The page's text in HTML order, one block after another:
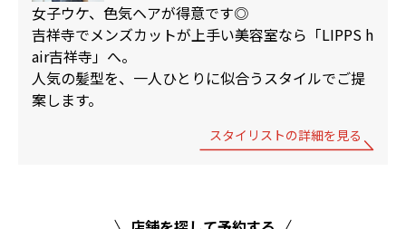
女子ウケ、色気ヘアが得意です◎
吉祥寺でメンズカットが上手い美容室なら「LIPPS h
air吉祥寺」へ。
人気の髪型を、一人ひとりに似合うスタイルでご提
案します。
スタイリストの詳細を見る